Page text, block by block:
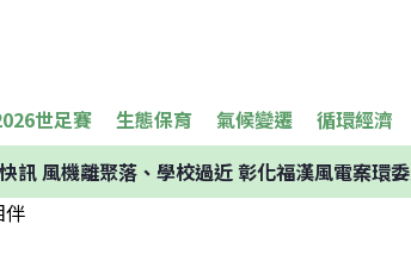
世足賽 生態保育 氣候變遷 循環經濟
快訊風機離聚落、學校過近 彰化福漢風電案環